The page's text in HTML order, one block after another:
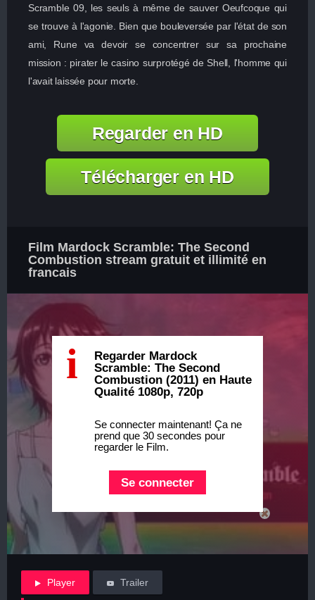
Scramble 09, les seuls à même de sauver Oeufcoque qui
se trouve à l'agonie. Bien que bouleversée par l'état de son
ami, Rune va devoir se concentrer sur sa prochaine
mission : pirater le casino surprotégé de Shell, l'homme qui
l'avait laissée pour morte.
Regarder en HD
Télécharger en HD
Film Mardock Scramble: The Second
Combustion stream gratuit et illimité en
francais
i
Regarder Mardock
Scramble: The Second
Combustion (2011) en Haute
Qualité 1080p, 720p
Se connecter maintenant! Ça ne
prend que 30 secondes pour
regarder le Film.
Se connecter
Player Trailer